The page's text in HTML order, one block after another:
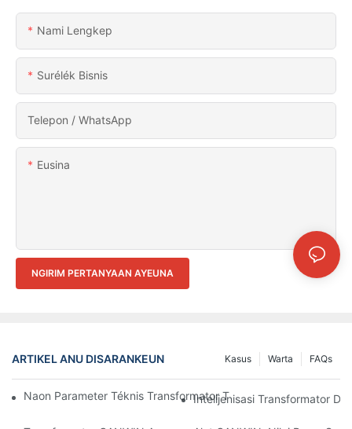
Nami Lengkep
Surélék Bisnis
Telepon / WhatsApp
Eusina
NGIRIM PERTANYAAN AYEUNA
ARTIKEL ANU DISARANKEUN FAQs
Warta
Kasus
Naon Parameter Téknis Transformator Tipe Garing? Naon
Intelijenisasi Transformator